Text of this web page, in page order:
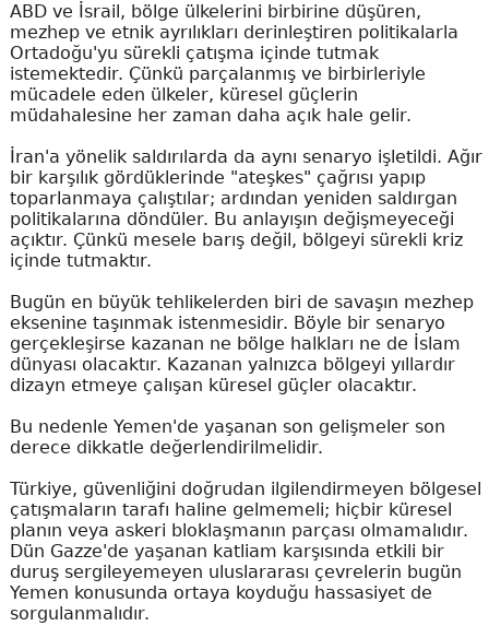
ABD ve İsrail, bölge ülkelerini birbirine düşüren,
mezhep ve etnik ayrılıkları derinleştiren politikalarla
Ortadoğu'yu sürekli çatışma içinde tutmak
istemektedir. Çünkü parçalanmış ve birbirleriyle
mücadele eden ülkeler, küresel güçlerin
müdahalesine her zaman daha açık hale gelir.
İran'a yönelik saldırılarda da aynı senaryo işletildi. Ağır
bir karşılık gördüklerinde "ateşkes" çağrısı yapıp
toparlanmaya çalıştılar; ardından yeniden saldırgan
politikalarına döndüler. Bu anlayışın değişmeyeceği
açıktır. Çünkü mesele barış değil, bölgeyi sürekli kriz
içinde tutmaktır.
Bugün en büyük tehlikelerden biri de savaşın mezhep
eksenine taşınmak istenmesidir. Böyle bir senaryo
gerçekleşirse kazanan ne bölge halkları ne de İslam
dünyası olacaktır. Kazanan yalnızca bölgeyi yıllardır
dizayn etmeye çalışan küresel güçler olacaktır.
Bu nedenle Yemen'de yaşanan son gelişmeler son
derece dikkatle değerlendirilmelidir.
Türkiye, güvenliğini doğrudan ilgilendirmeyen bölgesel
çatışmaların tarafı haline gelmemeli; hiçbir küresel
planın veya askeri bloklaşmanın parçası olmamalıdır.
Dün Gazze'de yaşanan katliam karşısında etkili bir
duruş sergileyemeyen uluslararası çevrelerin bugün
Yemen konusunda ortaya koyduğu hassasiyet de
sorgulanmalıdır.